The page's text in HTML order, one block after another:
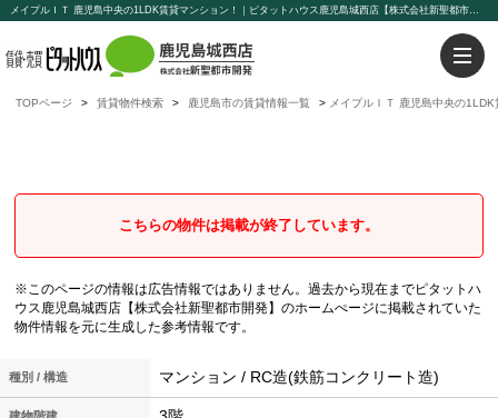
メイプルＩＴ 鹿児島中央の1LDK賃貸マンション！｜ピタットハウス鹿児島城西店【株式会社新聖都市開発】
TOPページ 賃貸物件検索 鹿児島市の賃貸情報一覧 メイプルＩＴ 鹿児島中央の
こちらの物件は掲載が終了しています。
※このページの情報は広告情報ではありません。過去から現在までピタットハ
ウス鹿児島城西店【株式会社新聖都市開発】のホームぺージに掲載されていた
物件情報を元に生成した参考情報です。
種別 / 構造 マンション / RC造(鉄筋コンクリート造)